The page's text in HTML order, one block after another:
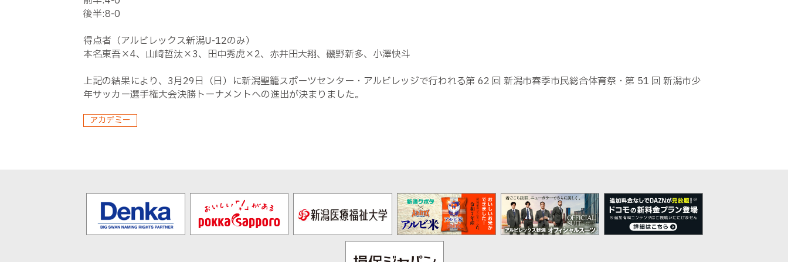
後半:8-0
得点者（アルビレックス新潟U-12のみ）
本名東吾×4、山崎哲汰×3、田中秀虎×2、赤井田大翔、磯野新多、小澤快斗
上記の結果により、3月29日（日）に新潟聖籠スポーツセンター・アルビレッジで行われる第 62 回 新潟市春季市民総合体育祭・第 51 回 新潟市少
年サッカー選手権大会決勝トーナメントへの進出が決まりました。
アカデミー